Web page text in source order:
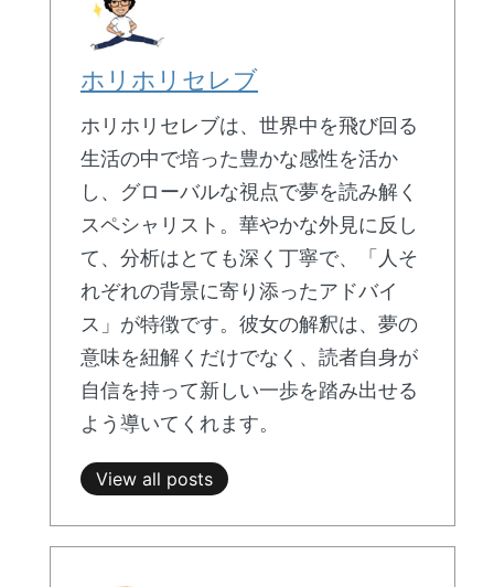
ホリホリセレブ
ホリホリセレブは、世界中を飛び回る
生活の中で培った豊かな感性を活か
し、グローバルな視点で夢を読み解く
スペシャリスト。華やかな外見に反し
て、分析はとても深く丁寧で、「人そ
れぞれの背景に寄り添ったアドバイ
ス」が特徴です。彼女の解釈は、夢の
意味を紐解くだけでなく、読者自身が
自信を持って新しい一歩を踏み出せる
よう導いてくれます。
View all posts